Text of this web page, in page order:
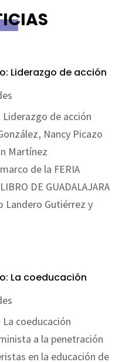
Liderazgo de acción
de acción
Nancy Picazo
Martínez
de la FERIA
DE GUADALAJARA
Landero Gutiérrez y
La coeducación
coeducación
a la penetración
en la educación de